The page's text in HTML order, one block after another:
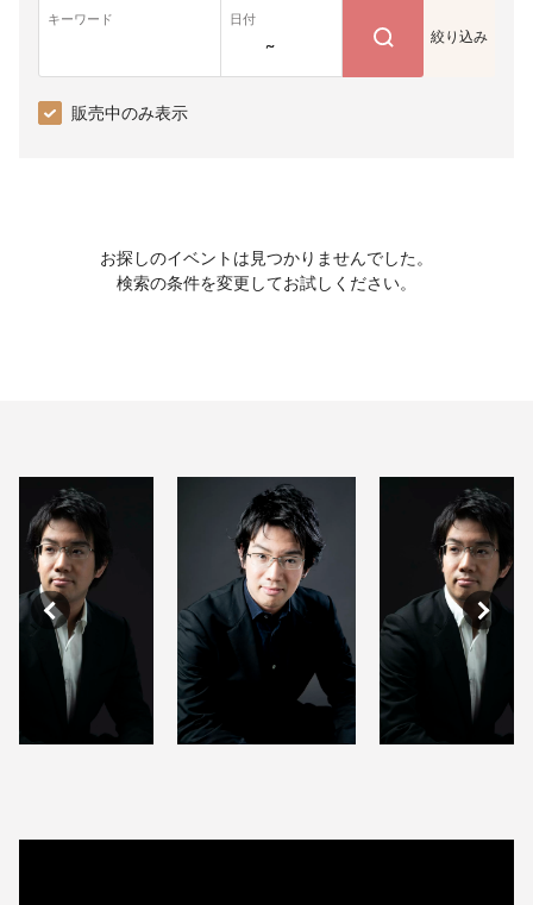
キーワード 日付
~ 絞り込み
販売中のみ表示
お探しのイベントは見つかりませんでした。
検索の条件を変更してお試しください。